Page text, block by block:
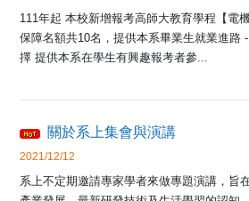
111年起 本校新增報考高師大教育學程【電
保障名額共10名，提供本系畢業生就業進路
擇 提供本系在學生有興趣報考者參...
關於系上集會與演講
2021/12/12
系上不定期邀請專家學者來做專題演講，旨